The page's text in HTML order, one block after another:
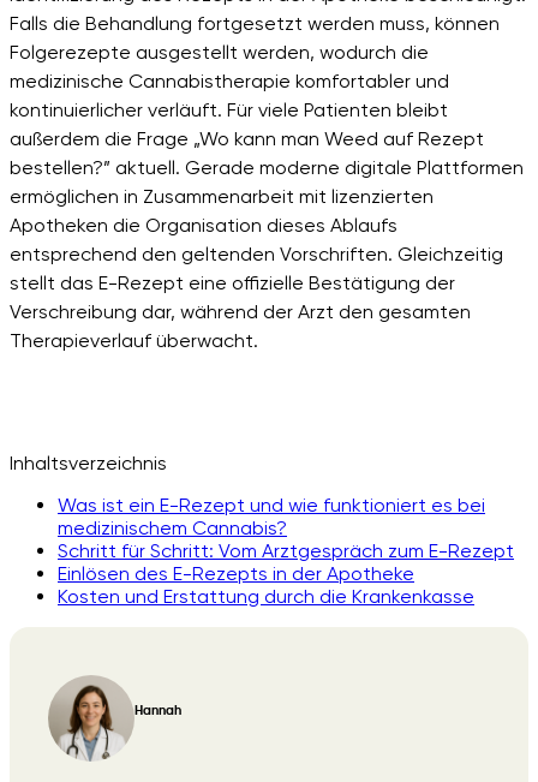
Falls die Behandlung fortgesetzt werden muss, können
Folgerezepte ausgestellt werden, wodurch die
medizinische Cannabistherapie komfortabler und
kontinuierlicher verläuft. Für viele Patienten bleibt
außerdem die Frage „Wo kann man Weed auf Rezept
bestellen?” aktuell. Gerade moderne digitale Plattformen
ermöglichen in Zusammenarbeit mit lizenzierten
Apotheken die Organisation dieses Ablaufs
entsprechend den geltenden Vorschriften. Gleichzeitig
stellt das E-Rezept eine offizielle Bestätigung der
Verschreibung dar, während der Arzt den gesamten
Therapieverlauf überwacht.
Inhaltsverzeichnis
Was ist ein E-Rezept und wie funktioniert es bei
medizinischem Cannabis?
Schritt für Schritt: Vom Arztgespräch zum E-Rezept
Einlösen des E-Rezepts in der Apotheke
Kosten und Erstattung durch die Krankenkasse
Hannah